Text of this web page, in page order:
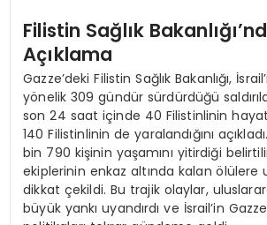
Filistin Sağlık
Açıklama
Gazze’deki Filistin Sağlık Bakanlığı,
yönelik 309 gündür sürdürdüğü
son 24 saat içinde 40 Filistinlinin
140 Filistinlinin de yaralandığını
bin 790 kişinin yaşamını yitirdiği
ekiplerinin enkaz altında kalan ölülere
dikkat çekildi. Bu trajik olaylar,
büyük yankı uyandırdı ve İsrail’in